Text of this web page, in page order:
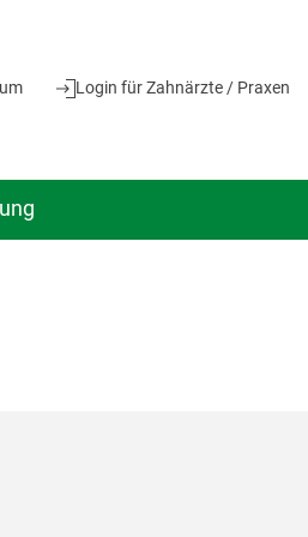
Login für Zahnärzte / Praxen